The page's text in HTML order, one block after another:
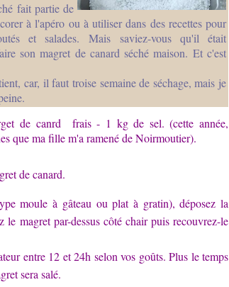
fait partie de
à l'apéro ou à utiliser dans des recettes pour
et salades. Mais saviez-vous qu'il était
son magret de canard séché maison. Et c'est
car, il faut troise semaine de séchage, mais je
de canrd frais - 1 kg de sel. (cette année,
que ma fille m'a ramené de Noirmoutier).
de canard.
moule à gâteau ou plat à gratin), déposez la
le magret par-dessus côté chair puis recouvrez-le
entre 12 et 24h selon vos goûts. Plus le temps
sera salé.